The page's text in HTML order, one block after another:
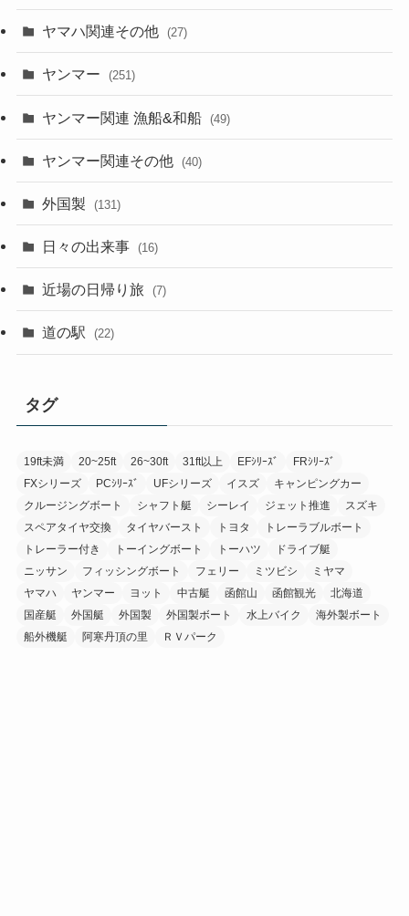
ヤマハ関連その他 (27)
ヤンマー (251)
ヤンマー関連 漁船&和船 (49)
ヤンマー関連その他 (40)
外国製 (131)
日々の出来事 (16)
近場の日帰り旅 (7)
道の駅 (22)
タグ
19ft未満 20~25ft 26~30ft 31ft以上 EFｼﾘｰｽﾞ
FRｼﾘｰｽﾞ
FXシリーズ
PCｼﾘｰｽﾞ UFシリーズ イスズ
キャンピングカー
クルージングボート
シャフト艇 シーレイ ジェット推進
スズキ
スペアタイヤ交換
タイヤバースト トヨタ
トレーラブルボート
トレーラー付き
トーイングボート トーハツ
ドライブ艇
ニッサン
フィッシングボート フェリー ミツビシ
ミヤマ
ヤマハ
ヤンマー ヨット 中古艇 函館山 函館観光
北海道
国産艇
外国艇 外国製 外国製ボート 水上バイク
海外製ボート
船外機艇
阿寒丹頂の里 ＲＶパーク